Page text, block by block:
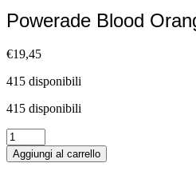
Powerade Blood
€19,45
415 disponibili
415 disponibili
Powerade
Blood
Orange
Aggiungi al carrello